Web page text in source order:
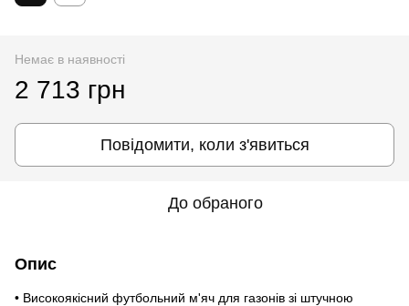
Немає в наявності
2 713 грн
Повідомити, коли з'явиться
До обраного
Опис
• Високоякісний футбольний м'яч для газонів зі штучною